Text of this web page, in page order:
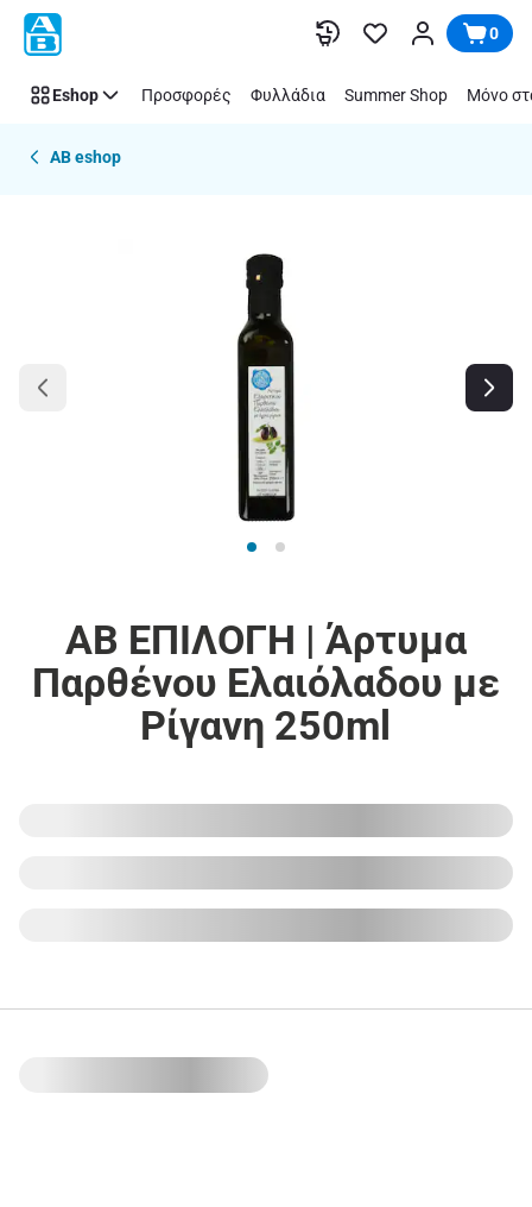
Παράλειψη 0
Eshop Προσφορές Φυλλάδια Summer Shop Μόνο
AB eshop
ΑΒ ΕΠΙΛΟΓΗ | Άρτυμα
Παρθένου Ελαιόλαδου με
Ρίγανη 250ml